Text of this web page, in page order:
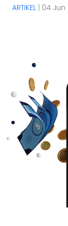
ARTIKEL 04 Jun